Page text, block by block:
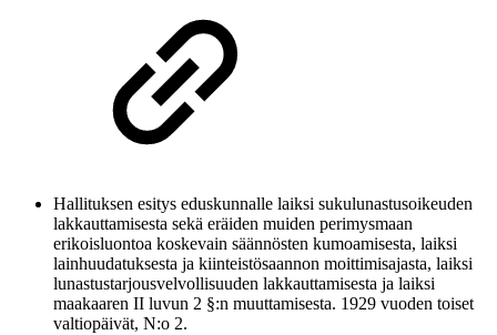
Hallituksen esitys eduskunnalle laiksi sukulunastusoikeuden
lakkauttamisesta sekä eräiden muiden perimysmaan
erikoisluontoa koskevain säännösten kumoamisesta, laiksi
lainhuudatuksesta ja kiinteistösaannon moittimisajasta, laiksi
lunastustarjousvelvollisuuden lakkauttamisesta ja laiksi
maakaaren II luvun 2 §:n muuttamisesta. 1929 vuoden toiset
valtiopäivät, N:o 2.